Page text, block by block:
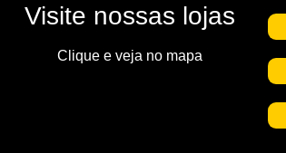
Visite nossas lojas
Clique e veja no mapa